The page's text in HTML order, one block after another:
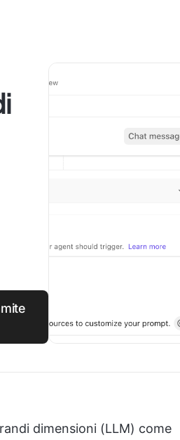
dimensioni (LLM) come